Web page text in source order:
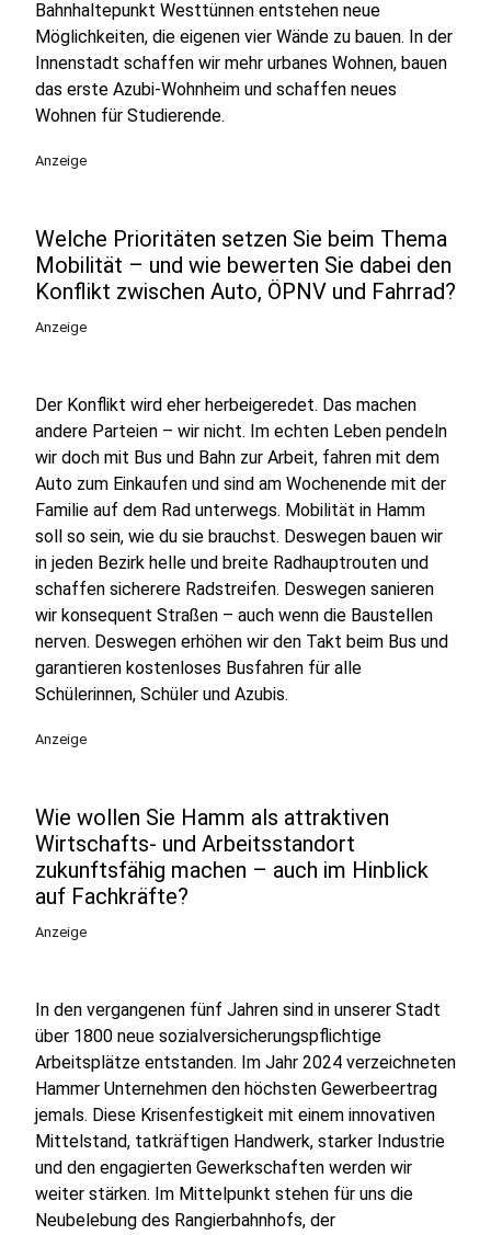
Bahnhaltepunkt Westtünnen entstehen neue
Möglichkeiten, die eigenen vier Wände zu bauen. In der
Innenstadt schaffen wir mehr urbanes Wohnen, bauen
das erste Azubi-Wohnheim und schaffen neues
Wohnen für Studierende.
Anzeige
Welche Prioritäten setzen Sie beim Thema
Mobilität – und wie bewerten Sie dabei den
Konflikt zwischen Auto, ÖPNV und Fahrrad?
Anzeige
Der Konflikt wird eher herbeigeredet. Das machen
andere Parteien – wir nicht. Im echten Leben pendeln
wir doch mit Bus und Bahn zur Arbeit, fahren mit dem
Auto zum Einkaufen und sind am Wochenende mit der
Familie auf dem Rad unterwegs. Mobilität in Hamm
soll so sein, wie du sie brauchst. Deswegen bauen wir
in jeden Bezirk helle und breite Radhauptrouten und
schaffen sicherere Radstreifen. Deswegen sanieren
wir konsequent Straßen – auch wenn die Baustellen
nerven. Deswegen erhöhen wir den Takt beim Bus und
garantieren kostenloses Busfahren für alle
Schülerinnen, Schüler und Azubis.
Anzeige
Wie wollen Sie Hamm als attraktiven
Wirtschafts- und Arbeitsstandort
zukunftsfähig machen – auch im Hinblick
auf Fachkräfte?
Anzeige
In den vergangenen fünf Jahren sind in unserer Stadt
über 1800 neue sozialversicherungspflichtige
Arbeitsplätze entstanden. Im Jahr 2024 verzeichneten
Hammer Unternehmen den höchsten Gewerbeertrag
jemals. Diese Krisenfestigkeit mit einem innovativen
Mittelstand, tatkräftigen Handwerk, starker Industrie
und den engagierten Gewerkschaften werden wir
weiter stärken. Im Mittelpunkt stehen für uns die
Neubelebung des Rangierbahnhofs, der